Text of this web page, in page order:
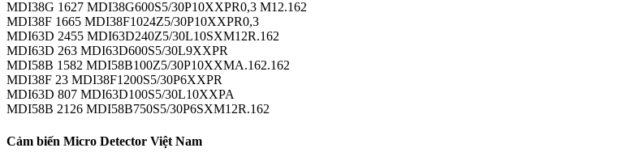
MDI38G 1627 MDI38G600S5/30P10XXPR0,3 M12.162
MDI38F 1665 MDI38F1024Z5/30P10XXPR0,3
MDI63D 2455 MDI63D240Z5/30L10SXM12R.162
MDI63D 263 MDI63D600S5/30L9XXPR
MDI58B 1582 MDI58B100Z5/30P10XXMA.162.162
MDI38F 23 MDI38F1200S5/30P6XXPR
MDI63D 807 MDI63D100S5/30L10XXPA
MDI58B 2126 MDI58B750S5/30P6SXM12R.162
Cảm biến Micro Detector Việt Nam